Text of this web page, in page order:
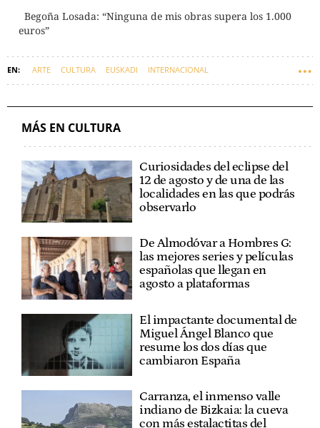
Begoña Losada: “Ninguna de mis obras supera los 1.000
euros”
ARTE CULTURA EUSKADI INTERNACIONAL
MÁS EN CULTURA
Curiosidades del eclipse del
12 de agosto y de una de las
localidades en las que podrás
observarlo
De Almodóvar a Hombres G:
las mejores series y películas
españolas que llegan en
agosto a plataformas
El impactante documental de
Miguel Ángel Blanco que
resume los dos días que
cambiaron España
Carranza, el inmenso valle
indiano de Bizkaia: la cueva
con más estalactitas del